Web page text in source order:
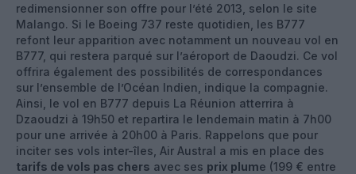
redimensionner son offre pour l’été 2013, selon le site
Malango. Si le Boeing 737 reste quotidien, les B777
refont leur apparition avec notamment un nouveau vol en
B777, qui restera parqué sur l’aéroport de Daoudzi. Ce vol
offrira également des possibilités de correspondances
sur l’ensemble de l’Océan Indien, indique la compagnie.
Ainsi, le vol en B777 depuis La Réunion atterrira à
Dzaoudzi à 19h50 et repartira le lendemain matin à 7h00
pour une arrivée à 20h00 à Paris. Rappelons que pour
inciter ses vols inter-îles, Air Austral a mis en place des
tarifs de vols pas chers avec ses prix plume (199 € entre